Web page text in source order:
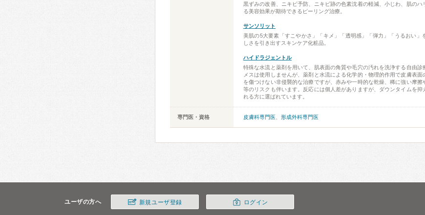
黒ずみの改善、ニキビ予防、ニキビ跡の色素沈着の軽減、小じわ、肌のハ
る美容効果が期待できるピーリング治療。
サンソリット
美肌の5大要素「すこやかさ」「キメ」「透明感」「弾力」「うるおい」
しさを引き出すスキンケア化粧品。
ハイドラジェントル
特殊な水流と薬剤を用いて、肌表面の角質や毛穴の汚れを洗浄する自由診
メスは使用しませんが、薬剤と水流による化学的・物理的作用で皮膚表面
を傷つけない非侵襲的な治療ですが、赤みや一時的な乾燥、稀に強い摩擦
等のリスクも伴います。反応には個人差がありますが、ダウンタイムを抑
れる方に選ばれています。
専門医・資格 皮膚科専門医 形成外科専門医
ユーザの方へ 新規ユーザ登録 ログイン